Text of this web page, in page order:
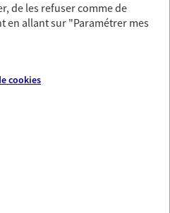
Un contrat
locaux, matériels pro,
sans oublier votre
Entreprise
de les refuser comme de
en allant sur "Paramétrer mes
cookies